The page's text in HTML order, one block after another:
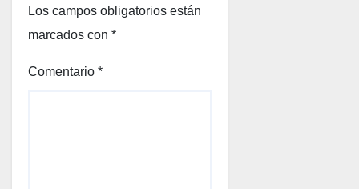
Los campos obligatorios están
marcados con *
Comentario *